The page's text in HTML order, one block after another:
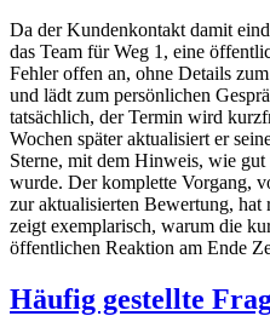
Da der Kundenkontakt damit
das Team für Weg 1, eine
Fehler offen an, ohne Details
und lädt zum persönlichen
tatsächlich, der Termin wird
Wochen später aktualisiert er
Sterne, mit dem Hinweis, wie
wurde. Der komplette Vorgang,
zur aktualisierten Bewertung, hat
zeigt exemplarisch, warum die
öffentlichen Reaktion am Ende
Häufig gestellte